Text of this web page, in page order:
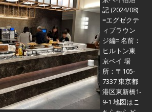
記 (2024/08)
=エグゼクテ
ィブラウン
ジ編=名前：
ヒルトン東
京ベイ 場
所：〒105-
7337 東京都
港区東新橋1-
9-1 地図はこ